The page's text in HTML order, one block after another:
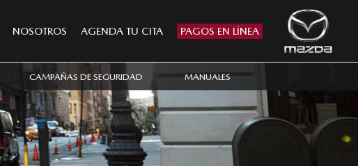
NOSOTROS AGENDA TU CITA PAGOS EN LÍNEA
CAMPAÑAS DE SEGURIDAD MANUALES